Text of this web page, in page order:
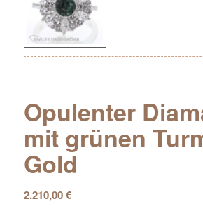
Opulenter
mit grünen
Gold
2.210,00€